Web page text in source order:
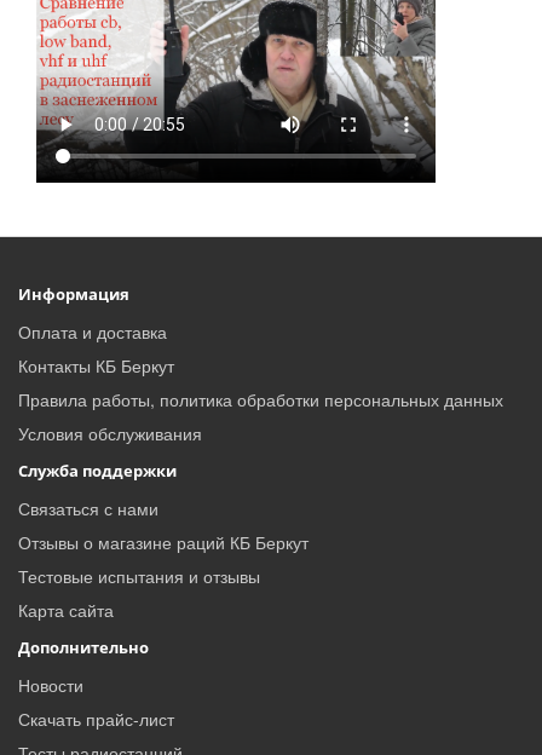
Информация
Оплата и доставка
Контакты КБ Беркут
Правила работы, политика обработки персональных данных
Условия обслуживания
Служба поддержки
Связаться с нами
Отзывы о магазине раций КБ Беркут
Тестовые испытания и отзывы
Карта сайта
Дополнительно
Новости
Скачать прайс-лист